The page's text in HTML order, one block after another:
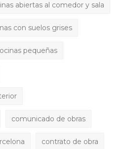
abiertas al comedor y sala
con suelos grises
pequeñas
comunicado de obras
contrato de obra